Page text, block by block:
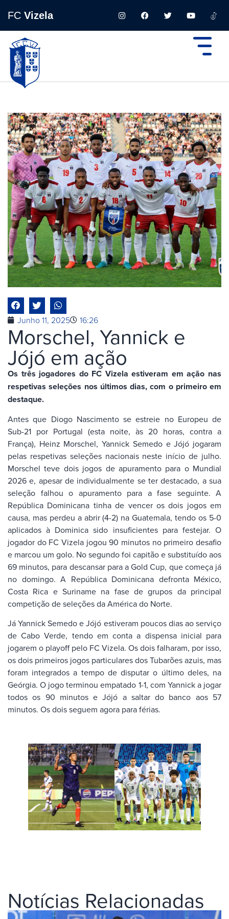
FC Vizela
Junho 11, 2025 16:26
Morschel, Yannick e
Jójó em ação
Os três jogadores do FC Vizela estiveram em ação nas
respetivas seleções nos últimos dias, com o primeiro em
destaque.
Antes que Diogo Nascimento se estreie no Europeu de
Sub-21 por Portugal (esta noite, às 20 horas, contra a
França), Heinz Morschel, Yannick Semedo e Jójó jogaram
pelas respetivas seleções nacionais neste início de julho.
Morschel teve dois jogos de apuramento para o Mundial
2026 e, apesar de individualmente se ter destacado, a sua
seleção falhou o apuramento para a fase seguinte. A
República Dominicana tinha de vencer os dois jogos em
causa, mas perdeu a abrir (4-2) na Guatemala, tendo os 5-0
aplicados à Dominica sido insuficientes para festejar. O
jogador do FC Vizela jogou 90 minutos no primeiro desafio
e marcou um golo. No segundo foi capitão e substituído aos
69 minutos, para descansar para a Gold Cup, que começa já
no domingo. A República Dominicana defronta México,
Costa Rica e Suriname na fase de grupos da principal
competição de seleções da América do Norte.
Já Yannick Semedo e Jójó estiveram poucos dias ao serviço
de Cabo Verde, tendo em conta a dispensa inicial para
jogarem o playoff pelo FC Vizela. Os dois falharam, por isso,
os dois primeiros jogos particulares dos Tubarões azuis, mas
foram integrados a tempo de disputar o último deles, na
Geórgia. O jogo terminou empatado 1-1, com Yannick a jogar
todos os 90 minutos e Jójó a saltar do banco aos 57
minutos. Os dois seguem agora para férias.
Notícias Relacionadas